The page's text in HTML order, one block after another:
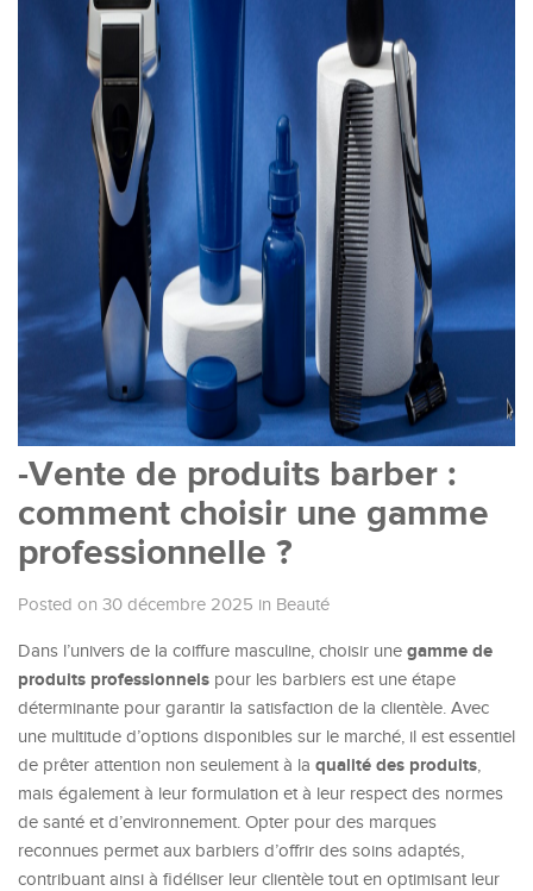
-Vente de produits barber :
comment choisir une gamme
professionnelle ?
Posted on 30 décembre 2025 in Beauté
Dans l’univers de la coiffure masculine, choisir une gamme de
produits professionnels pour les barbiers est une étape
déterminante pour garantir la satisfaction de la clientèle. Avec
une multitude d’options disponibles sur le marché, il est essentiel
de prêter attention non seulement à la qualité des produits,
mais également à leur formulation et à leur respect des normes
de santé et d’environnement. Opter pour des marques
reconnues permet aux barbiers d’offrir des soins adaptés,
contribuant ainsi à fidéliser leur clientèle tout en optimisant leur